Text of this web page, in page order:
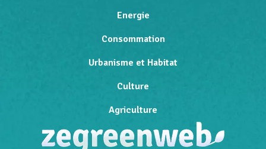
Energie
Consommation
Urbanisme et Habitat
Culture
Agriculture